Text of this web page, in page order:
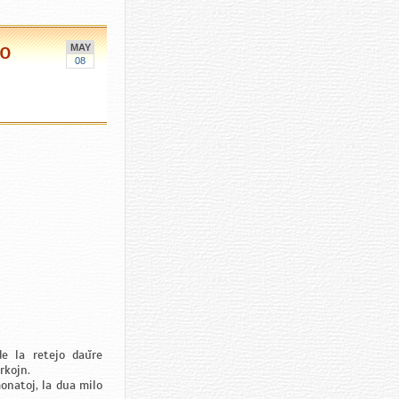
MAY
08
la retejo daŭre
la dua milo